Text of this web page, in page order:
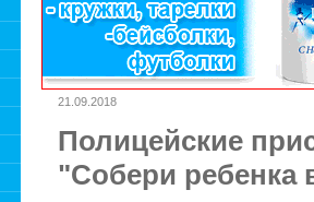
21.09.2018
Полицейские
"Собери ребенка